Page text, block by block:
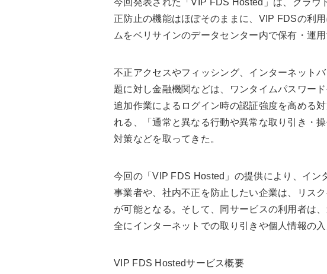
今回発表された「VIP FDS Hosted」は、クラウ
正防止の機能はほぼそのままに、VIP FDSの利
ムをベリサインのデータセンター内で保有・運用
不正アクセスやフィッシング、インターネット
題に対し金融機関などは、ワンタイムパスワー
追加作業によるログイン時の認証強度を高める
れる、「通常と異なる行動や異常な取り引き・
対策などを取ってきた。
今回の「VIP FDS Hosted」の提供により、イン
事業者や、社内不正を防止したい企業は、リス
が可能となる。そして、同サービスの利用者は
全にインターネットでの取り引きや個人情報の
VIP FDS Hostedサービス概要